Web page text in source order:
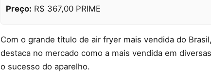
Preço: R$ 367,00 PRIME
Com o grande título de air fryer mais vendida do
destaca no mercado como a mais vendida em
o sucesso do aparelho.